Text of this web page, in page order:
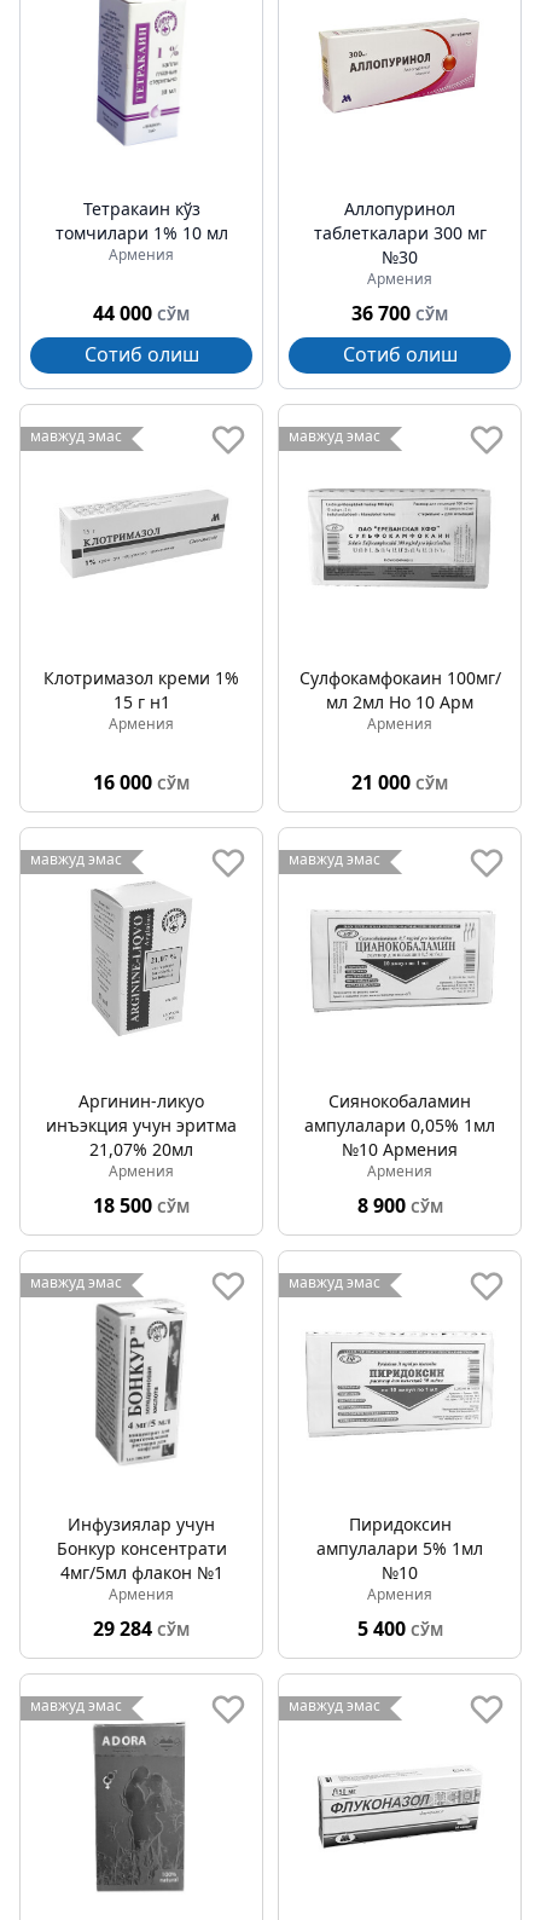
Тетракаин кўз
томчилари 1% 10 мл
Армения
44 000 СЎМ
Сотиб олиш
Аллопуринол
таблеткалари 300 мг
№30
Армения
36 700 СЎМ
Сотиб олиш
мавжуд эмас
Клотримазол креми 1%
15 г н1
Армения
16 000 СЎМ
мавжуд эмас
Сулфокамфокаин 100мг/
мл 2мл Но 10 Арм
Армения
21 000 СЎМ
мавжуд эмас
Аргинин-ликуо
инъэкция учун эритма
21,07% 20мл
Армения
18 500 СЎМ
мавжуд эмас
Сиянокобаламин
ампулалари 0,05% 1мл
№10 Армения
Армения
8 900 СЎМ
мавжуд эмас
Инфузиялар учун
Бонкур консентрати
4мг/5мл флакон №1
Армения
29 284 СЎМ
мавжуд эмас
Пиридоксин
ампулалари 5% 1мл
№10
Армения
5 400 СЎМ
мавжуд эмас мавжуд эмас